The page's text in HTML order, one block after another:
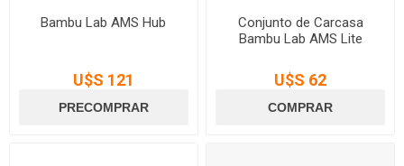
Bambu Lab AMS Hub
U$S 121
Conjunto de Carcasa
Bambu Lab AMS Lite
U$S 62